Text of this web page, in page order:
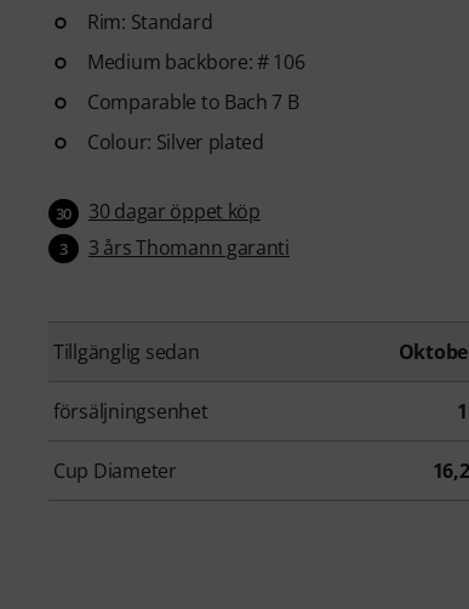
Rim: Standard
Medium backbore: # 106
Comparable to Bach 7 B
Colour: Silver plated
30 30 dagar öppet köp
3 3 års Thomann garanti
Tillgänglig sedan
försäljningsenhet
Cup Diameter